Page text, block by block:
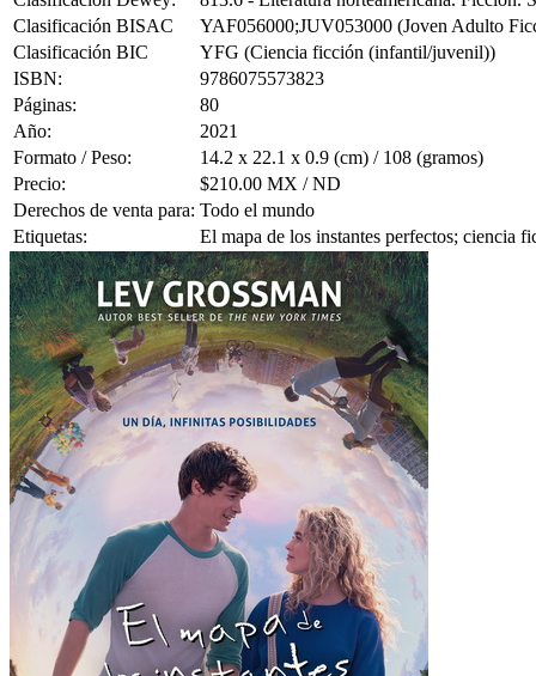
Clasificación BISAC
YAF056000;JUV053000 (Joven Adulto
Clasificación BIC
YFG (Ciencia ficción (infantil/juvenil))
ISBN:
9786075573823
Páginas:
80
Año:
2021
Formato / Peso:
14.2 x 22.1 x 0.9 (cm) / 108 (gramos)
Precio:
$210.00 MX / ND
Derechos de venta para: Todo el mundo
Etiquetas:
El mapa de los instantes perfectos; ciencia